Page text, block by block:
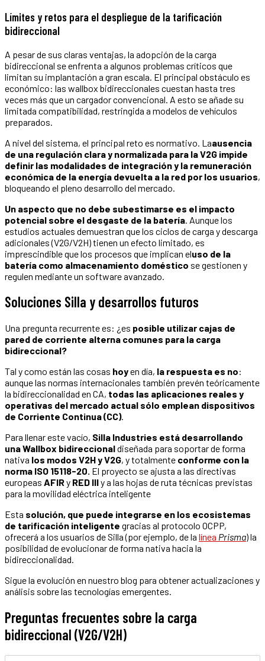
Límites y retos para el despliegue de la tarificación
bidireccional
A pesar de sus claras ventajas, la adopción de la carga
bidireccional se enfrenta a algunos problemas críticos que
limitan su implantación a gran escala. El principal obstáculo es
económico: las wallbox bidireccionales cuestan hasta tres
veces más que un cargador convencional. A esto se añade su
limitada compatibilidad, restringida a modelos de vehículos
preparados.
A nivel del sistema, el principal reto es normativo. Laausencia
de una regulación clara y normalizada para la V2G impide
definir las modalidades de integración y la remuneración
económica de la energía devuelta a la red por los usuarios,
bloqueando el pleno desarrollo del mercado.
Un aspecto que no debe subestimarse es el impacto
potencial sobre el desgaste de la batería . Aunque los
estudios actuales demuestran que los ciclos de carga y descarga
adicionales (V2G/V2H) tienen un efecto limitado, es
imprescindible que los procesos que implican eluso de la
batería como almacenamiento doméstico se gestionen y
regulen mediante un software avanzado.
Soluciones Silla y desarrollos futuros
Una pregunta recurrente es: ¿es posible utilizar cajas de
pared de corriente alterna comunes para la carga
bidireccional?
Tal y como están las cosas hoyen día, la respuesta es no:
aunque las normas internacionales también prevén teóricamente
la bidireccionalidad en CA, todas las aplicaciones reales y
operativas del mercado actual sólo emplean dispositivos
de Corriente Continua (CC).
Para llenar este vacío, Silla Industries está desarrollando
una Wallbox bidireccionaldiseñada para soportar de forma
nativa los modos V2H y V2G, y totalmente conforme con la
norma ISO 15118-20. El proyecto se ajusta a las directivas
europeas AFIRy RED IIIy a las hojas de ruta técnicas previstas
para la movilidad eléctrica inteligente
Esta solución, que puede integrarse en los ecosistemas
de tarificación inteligente gracias al protocolo OCPP,
ofrecerá a los usuarios de Silla (por ejemplo, de la línea Prisma) la
posibilidad de evolucionar de forma nativa hacia la
bidireccionalidad.
Sigue la evolución en nuestro blog para obtener actualizaciones y
análisis sobre las tecnologías emergentes.
Preguntas frecuentes sobre la carga
bidireccional (V2G/V2H)